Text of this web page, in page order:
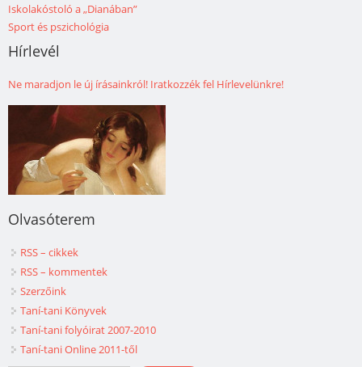
Iskolakóstoló a „Dianában”
Sport és pszichológia
Hírlevél
Ne maradjon le új írásainkról! Iratkozzék fel Hírlevelünkre!
Olvasóterem
RSS – cikkek
RSS – kommentek
Szerzőink
Taní-tani Könyvek
Taní-tani folyóirat 2007-2010
Taní-tani Online 2011-től